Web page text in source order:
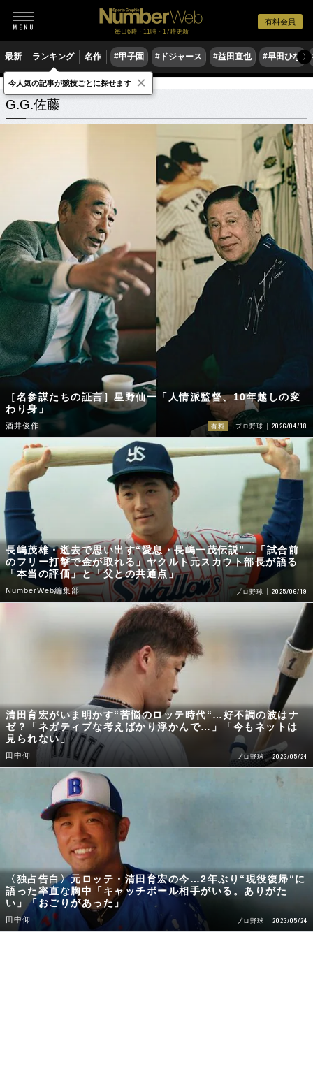
有料会員
毎日6時・11時・17時更新
最新 ランキング 名作 #甲子園 #ドジャース #益田直也 #早田ひな 〉
G.G.佐藤 関連記事
G.G.佐藤
［名参謀たちの証言］星野仙一「人情派監督、10年越しの変
わり身」
酒井俊作 有料 プロ野球 2026/04/18
長嶋茂雄・逝去で思い出す“愛息・長嶋一茂伝説”…「試合前
のフリー打撃で金が取れる」ヤクルト元スカウト部長が語る
「本当の評価」と「父との共通点」
NumberWeb編集部 プロ野球 2025/06/19
清田育宏がいま明かす“苦悩のロッテ時代“…好不調の波はナ
ゼ？「ネガティブな考えばかり浮かんで…」「今もネットは
見られない」
田中仰 プロ野球 2023/05/24
〈独占告白〉元ロッテ・清田育宏の今…2年ぶり“現役復帰“に
語った率直な胸中「キャッチボール相手がいる。ありがた
い」「おごりがあった」
田中仰 プロ野球 2023/05/24
今人気の記事が競技ごとに探せます ×